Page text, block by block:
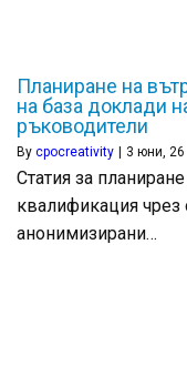
Планиране на
на база доклади
ръководители
By cpocreativity | 3 юни, 26
Статия за
квалификация
анонимизирани…